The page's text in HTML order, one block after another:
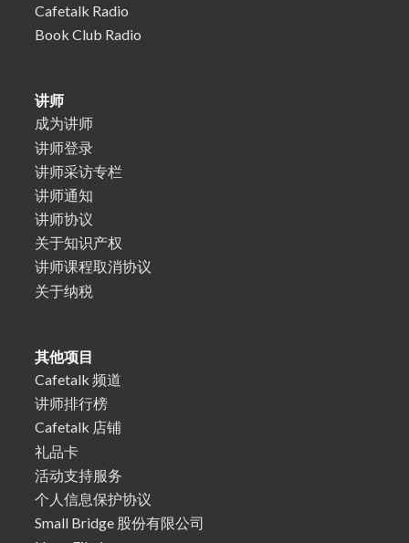
Cafetalk Radio
Book Club Radio
讲师
成为讲师
讲师登录
讲师采访专栏
讲师通知
讲师协议
关于知识产权
讲师课程取消协议
关于纳税
其他项目
Cafetalk 频道
讲师排行榜
Cafetalk 店铺
礼品卡
活动支持服务
个人信息保护协议
Small Bridge 股份有限公司